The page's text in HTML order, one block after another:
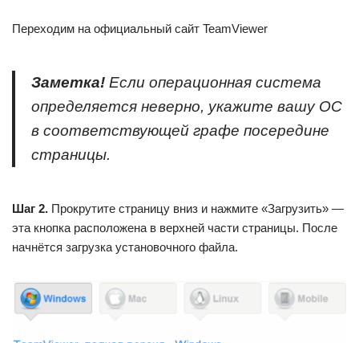
Переходим на официальный сайт TeamViewer
Заметка! Если операционная система
определяется неверно, укажите вашу ОС
в соответствующей графе посередине
страницы.
Шаг 2. Прокрутите страницу вниз и нажмите «Загрузить» —
эта кнопка расположена в верхней части страницы. После
начнётся загрузка установочного файла.